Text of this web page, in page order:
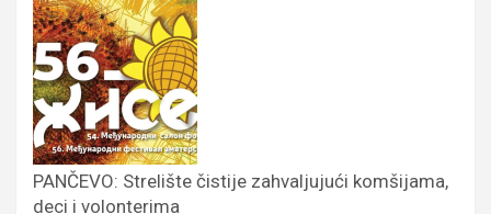
PANČEVO: Strelište čistije zahvaljujući komšijama,
deci i volonterima